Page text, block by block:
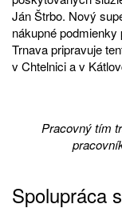
Ján Štrbo. Nový
nákupné
Trnava pripravuje
v Chtelnici a v
Pracovný tím
Spolupráca